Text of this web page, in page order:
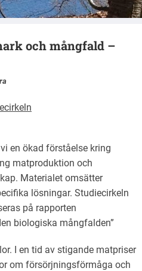
Vad vi gör!
och mångfald –
en ökad förståelse kring
matproduktion och
Materialet omsätter
lösningar. Studiecirkeln
på rapporten
biologiska mångfalden”
I en tid av stigande matpriser
om försörjningsförmåga och